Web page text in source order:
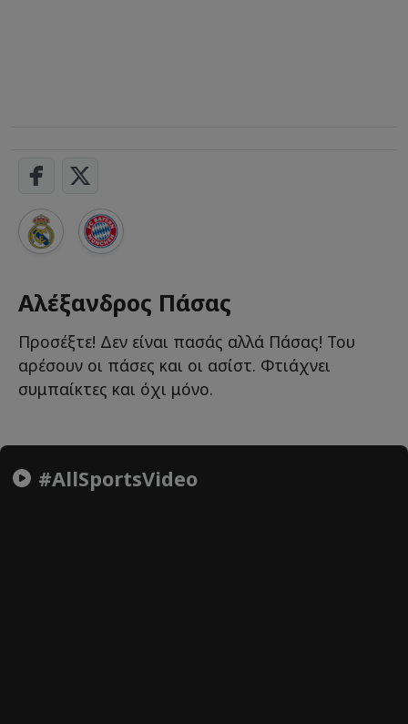
Αλέξανδρος Πάσας
Προσέξτε! Δεν είναι πασάς αλλά Πάσας! Του
αρέσουν οι πάσες και οι ασίστ. Φτιάχνει
συμπαίκτες και όχι μόνο.
#AllSportsVideo